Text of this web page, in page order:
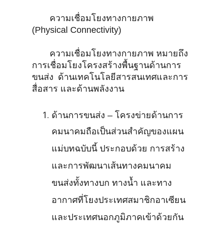
ความเชื่อมโยงทางกายภาพ
(Physical Connectivity)
ความเชื่อมโยงทางกายภาพ หมายถึง
การเชื่อมโยงโครงสร้างพื้นฐานด้านการ
ขนส่ง ด้านเทคโนโลยีสารสนเทศและการ
สื่อสาร และด้านพลังงาน
ด้านการขนส่ง – โครงข่ายด้านการ
คมนาคมถือเป็นส่วนสำคัญของแผน
แม่บทฉบับนี้ ประกอบด้วย การสร้าง
และการพัฒนาเส้นทางคมนาคม
ขนส่งทั้งทางบก ทางน้ำ และทาง
อากาศที่โยงประเทศสมาชิกอาเซียน
และประเทศนอกภูมิภาคเข้าด้วยกัน